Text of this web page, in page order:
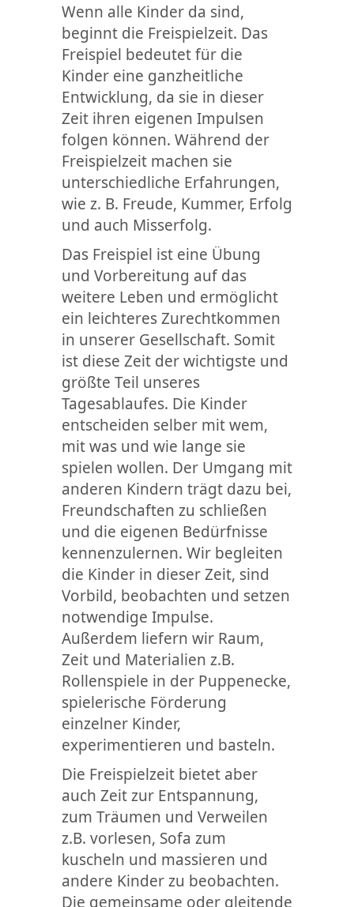
Wenn alle Kinder da sind,
beginnt die Freispielzeit. Das
Freispiel bedeutet für die
Kinder eine ganzheitliche
Entwicklung, da sie in dieser
Zeit ihren eigenen Impulsen
folgen können. Während der
Freispielzeit machen sie
unterschiedliche Erfahrungen,
wie z. B. Freude, Kummer, Erfolg
und auch Misserfolg.
Das Freispiel ist eine Übung
und Vorbereitung auf das
weitere Leben und ermöglicht
ein leichteres Zurechtkommen
in unserer Gesellschaft. Somit
ist diese Zeit der wichtigste und
größte Teil unseres
Tagesablaufes. Die Kinder
entscheiden selber mit wem,
mit was und wie lange sie
spielen wollen. Der Umgang mit
anderen Kindern trägt dazu bei,
Freundschaften zu schließen
und die eigenen Bedürfnisse
kennenzulernen. Wir begleiten
die Kinder in dieser Zeit, sind
Vorbild, beobachten und setzen
notwendige Impulse.
Außerdem liefern wir Raum,
Zeit und Materialien z.B.
Rollenspiele in der Puppenecke,
spielerische Förderung
einzelner Kinder,
experimentieren und basteln.
Die Freispielzeit bietet aber
auch Zeit zur Entspannung,
zum Träumen und Verweilen
z.B. vorlesen, Sofa zum
kuscheln und massieren und
andere Kinder zu beobachten.
Die gemeinsame oder gleitende